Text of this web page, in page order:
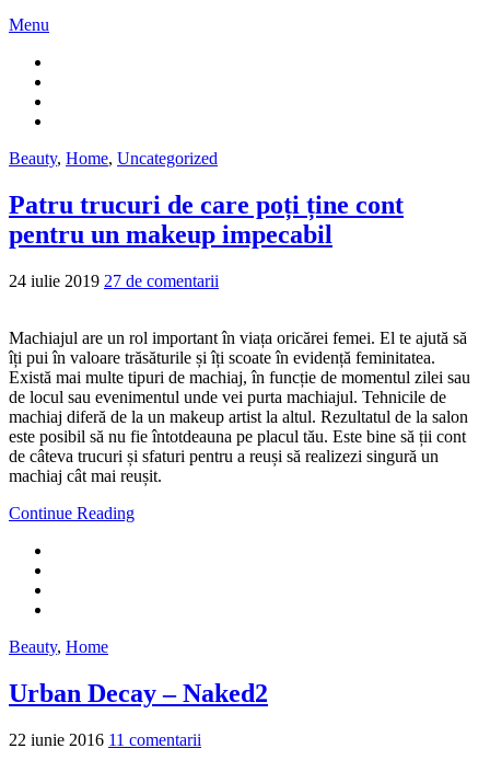
Menu
Beauty, Home, Uncategorized
Patru trucuri de care poți ține cont
pentru un makeup impecabil
24 iulie 2019 27 de comentarii
Machiajul are un rol important în viața oricărei femei. El te ajută să
îți pui în valoare trăsăturile și îți scoate în evidență feminitatea.
Există mai multe tipuri de machiaj, în funcție de momentul zilei sau
de locul sau evenimentul unde vei purta machiajul. Tehnicile de
machiaj diferă de la un makeup artist la altul. Rezultatul de la salon
este posibil să nu fie întotdeauna pe placul tău. Este bine să ții cont
de câteva trucuri și sfaturi pentru a reuși să realizezi singură un
machiaj cât mai reușit.
Continue Reading
Beauty, Home
Urban Decay – Naked2
22 iunie 2016 11 comentarii